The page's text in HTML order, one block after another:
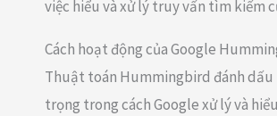
việc hiểu và xử lý truy vấn tìm kiếm
Cách hoạt động của Google
Thuật toán Hummingbird đánh
trọng trong cách Google xử lý và